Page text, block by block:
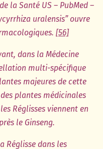
la Santé US – PubMed –
uralensis” ouvre
[56]
dans la Médecine
multi-spécifique
majeures de cette
plantes médicinales
Réglisses viennent en
le Ginseng.
Réglisse dans les